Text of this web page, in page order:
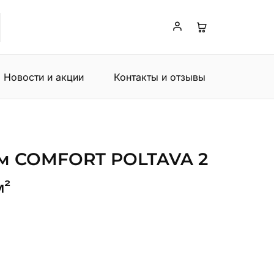
Новости и акции Контакты и отзывы
POLTAVA 2